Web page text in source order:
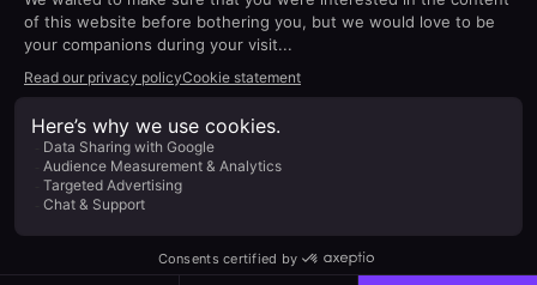
Visita il centro assistenza
Diventa partner
Agenzie, integratori, partner tecnologici o
affiliati: collabora con noCRM per accelerare
la crescita dei tuoi clienti.
Unisciti al programma partner